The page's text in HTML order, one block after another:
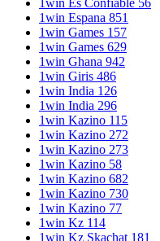
1win Es Confiable 56
1win Espana 851
1win Games 157
1win Games 629
1win Ghana 942
1win Giris 486
1win India 126
1win India 296
1win Kazino 115
1win Kazino 272
1win Kazino 273
1win Kazino 58
1win Kazino 682
1win Kazino 730
1win Kazino 77
1win Kz 114
1win Kz Skachat 181